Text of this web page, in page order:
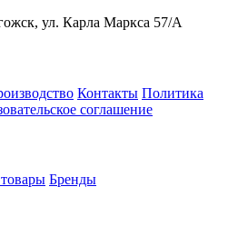
ул. Карла Маркса 57/А
Контакты Политика
соглашение
Бренды